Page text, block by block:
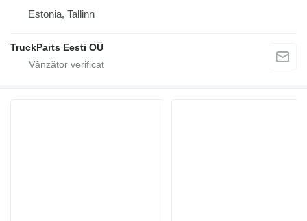
Estonia, Tallinn
TruckParts Eesti OÜ